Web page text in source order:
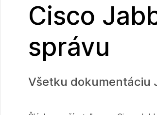
Cisco
správu
Všetku dokumentáciu